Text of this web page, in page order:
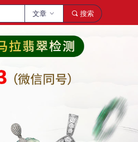
끠 搜索
文章 ꀁ